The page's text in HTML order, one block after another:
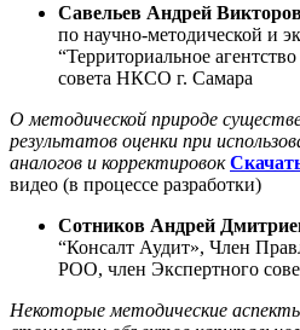
Савельев Андрей
по научно-методической и
“Территориальное
совета НКСО г. Самара
О методической природе
результатов оценки при
аналогов и корректировокС
видео (в процессе разработки)
Сотников Андрей
“Консалт Аудит», Член
РОО, член Экспертного
Некоторые методические